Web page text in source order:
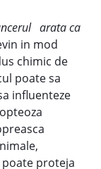
arata ca
in mod
chimic de
poate sa
influenteze
proteja